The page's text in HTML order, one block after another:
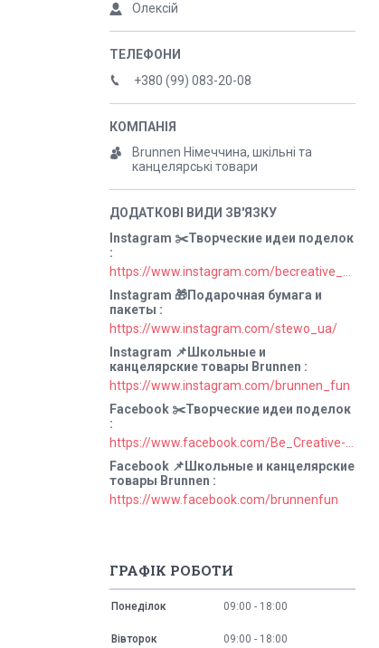
Олексій
+380 (99) 083-20-08
Brunnen Німеччина, шкільні та
канцелярські товари
Instagram ✂️Творческие идеи поделок
Instagram 🎁Подарочная бумага и
пакеты
https://www.instagram.com/stewo_ua/
Instagram 📌Школьные и
канцелярские товары Brunnen
https://www.instagram.com/brunnen_fun
Facebook ✂️Творческие идеи поделок
Facebook 📌Школьные и канцелярские
товары Brunnen
https://www.facebook.com/brunnenfun
ГРАФІК РОБОТИ
Понеділок 09:00 18:00
Вівторок 09:00 18:00